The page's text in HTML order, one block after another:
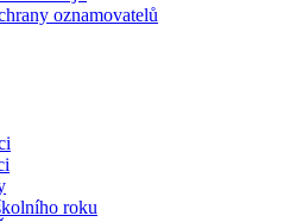
oznamovatelů
roku